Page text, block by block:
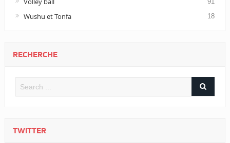
Wushu et Tonfa 18
RECHERCHE
TWITTER